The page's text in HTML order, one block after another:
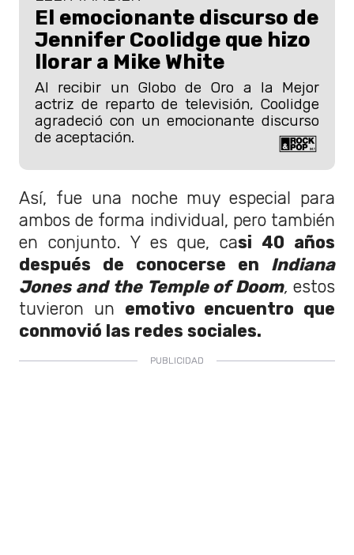
El emocionante discurso de
Jennifer Coolidge que hizo
llorar a Mike White
Al recibir un Globo de Oro a la Mejor
actriz de reparto de televisión, Coolidge
agradeció con un emocionante discurso
de aceptación.
Así, fue una noche muy especial para
ambos de forma individual, pero también
en conjunto. Y es que, casi 40 años
después de conocerse en Indiana
Jones and the Temple of Doom,estos
tuvieron un emotivo encuentro que
conmovió las redes sociales.